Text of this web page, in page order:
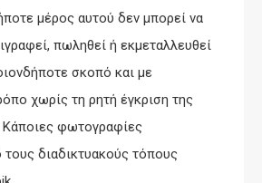
μέρος αυτού δεν μπορεί να
πωληθεί ή εκμεταλλευθεί
σκοπό και με
χωρίς τη ρητή έγκριση της
φωτογραφίες
διαδικτυακούς τόπους